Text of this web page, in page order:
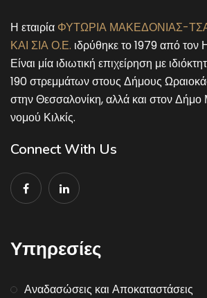
Η εταιρία ΦΥΤΩΡΙΑ ΜΑΚΕΔΟΝΙΑΣ-
ΚΑΙ ΣΙΑ Ο.Ε. ιδρύθηκε το 1979 από τον
Είναι μία ιδιωτική επιχείρηση με
190 στρεμμάτων στους Δήμους
στην Θεσσαλονίκη, αλλά και στον
νομού Κιλκίς.
Connect With Us
Υπηρεσίες
Αναδασώσεις και Αποκαταστάσεις